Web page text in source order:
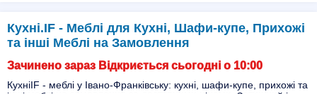
Кухні.IF - Меблі для Кухні, Шафи-купе, Прихожі
та інші Меблі на Замовлення
Зачинено зараз Відкриється сьогодні о 10:00
КухніIF - меблі у Івано-Франківську: кухні, шафи-купе, прихожі та